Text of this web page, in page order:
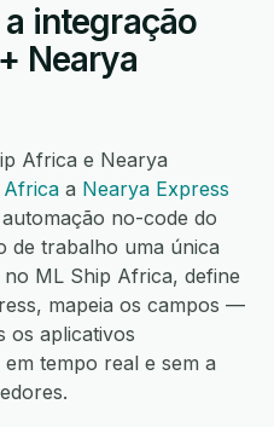
integração
Nearya
Africa e Nearya
Africa a Nearya Express
no-code do
de trabalho uma única
ML Ship Africa, define
mapeia os campos —
os aplicativos
tempo real e sem a